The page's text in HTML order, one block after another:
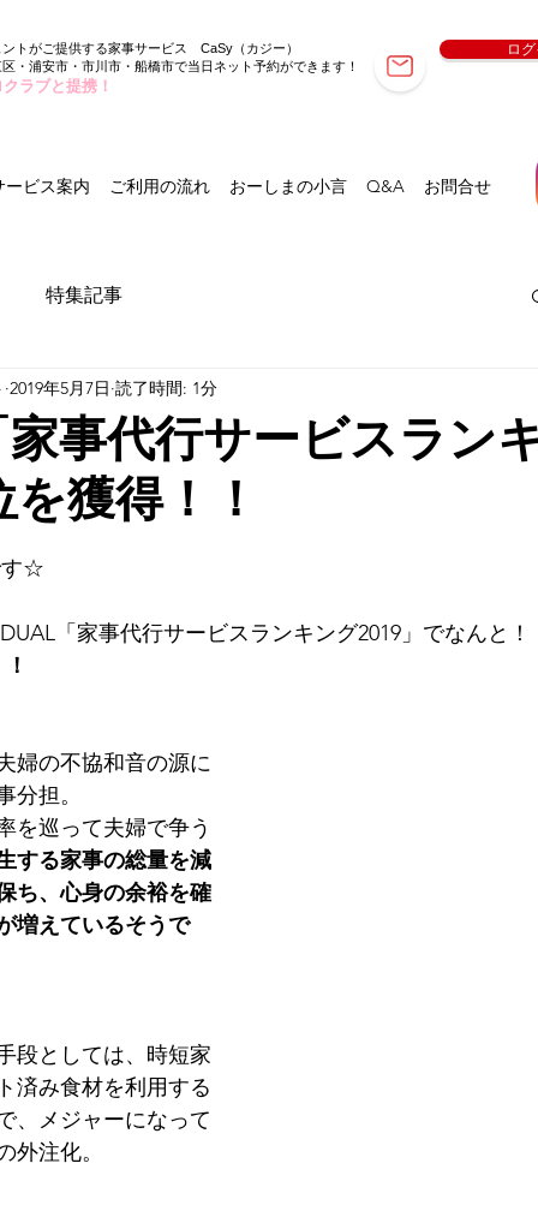
トがご提供する家事サービス CaSy （カジー）
・浦安市・市川市・船橋市で当日ネット予約ができます！
ラブと提携！
ロ
ービス案内 ご利用の流れ おーしまの小言 Q&A お問合せ
特集記事
家事代行サービスラン
を獲得！！
2019年5月7日 読了時間: 1分
す☆
「家事代行サービスランキング2019」でなんと！
の不協和音の源に
分担。
を巡って夫婦で争う
する家事の総量を減
ち、心身の余裕を確
増えているそうで
段としては、時短家
済み食材を利用する
、メジャーになって
外注化。